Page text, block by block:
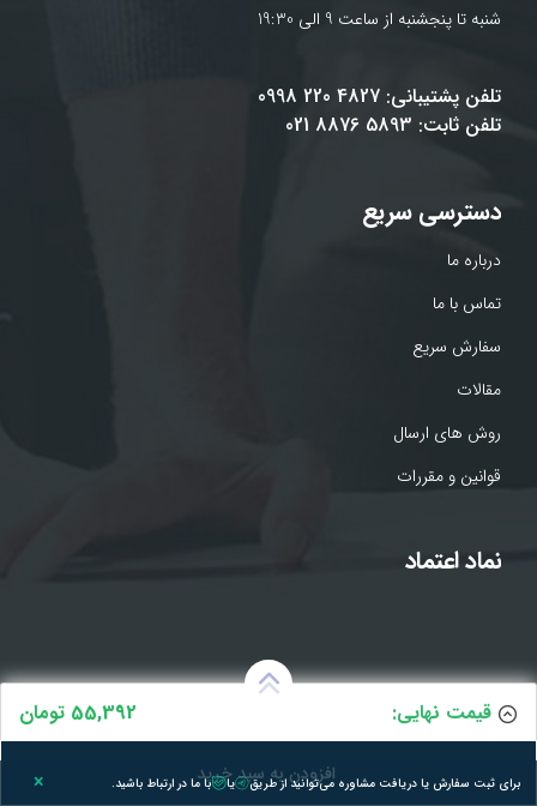
برای ثبت سفارش یا دریافت مشاوره می‌توانید از طریقtelegramیاbaleبا ما در ارتباط باشید. ×
قیمت نهایی: 55,392 تومان
شنبه تا پنجشنبه از ساعت 9 الی 19:30
تلفن پشتیبانی: 4827 220 0998
تلفن ثابت: 5893 8876 021
دسترسی سریع
درباره ما
تماس با ما
سفارش سریع
مقالات
روش های ارسال
قوانین و مقررات
نماد اعتماد